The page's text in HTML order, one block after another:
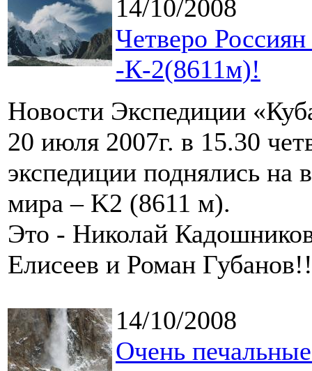
14/10/2008
Четверо
-К-2(8611м)!
Новости Экспедиции
20 июля 2007г. в 15.30
экспедиции поднялись
мира – K2 (8611 м).
Это - Николай
Елисеев и Роман
14/10/2008
Очень